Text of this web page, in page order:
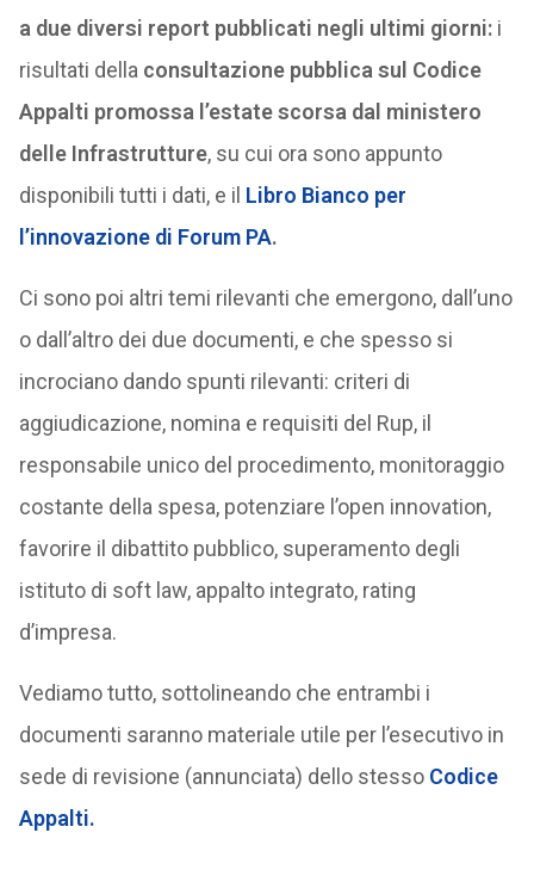
a due diversi report pubblicati negli ultimi giorni:i
risultati della consultazione pubblica sul Codice
Appalti promossa l’estate scorsa dal ministero
delle Infrastrutture, su cui ora sono appunto
disponibili tutti i dati, e il Libro Bianco per
l’innovazione di Forum PA.
Ci sono poi altri temi rilevanti che emergono, dall’uno
o dall’altro dei due documenti, e che spesso si
incrociano dando spunti rilevanti: criteri di
aggiudicazione, nomina e requisiti del Rup, il
responsabile unico del procedimento, monitoraggio
costante della spesa, potenziare l’open innovation,
favorire il dibattito pubblico, superamento degli
istituto di soft law, appalto integrato, rating
d’impresa.
Vediamo tutto, sottolineando che entrambi i
documenti saranno materiale utile per l’esecutivo in
sede di revisione (annunciata) dello stesso Codice
Appalti.